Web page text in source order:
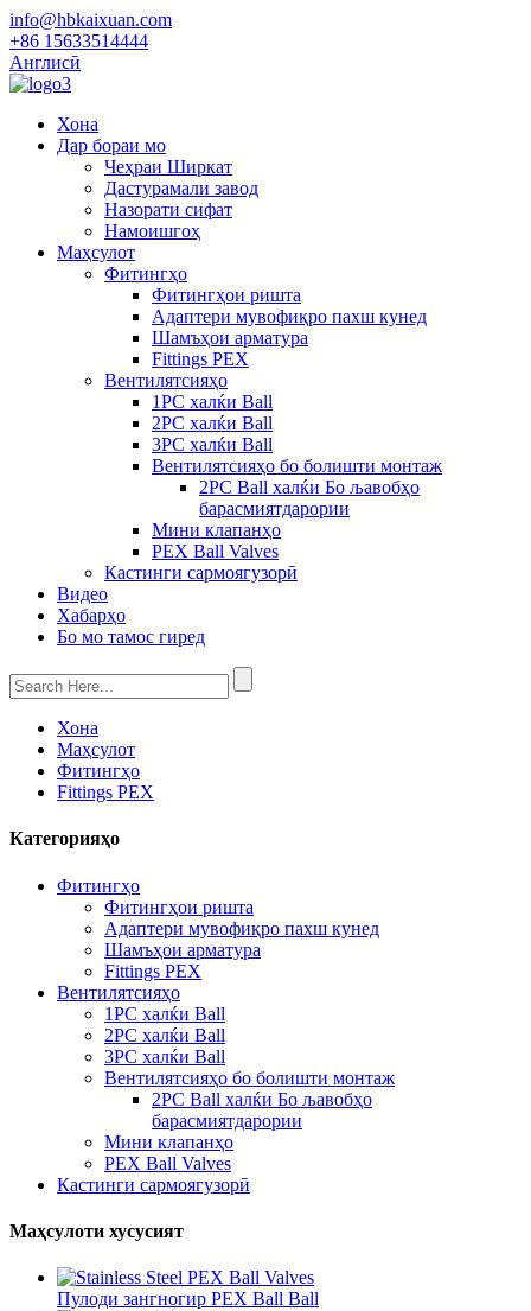
info@hbkaixuan.com
+86 15633514444
Англисӣ
Хона
Дар бораи мо
Чеҳраи Ширкат
Дастурамали завод
Назорати сифат
Намоишгоҳ
Маҳсулот
Фитингҳо
Фитингҳои ришта
Адаптери мувофиқро пахш кунед
Шамъҳои арматура
Fittings PEX
Вентилятсияҳо
1PC халќи Ball
2PC халќи Ball
3PC халќи Ball
Вентилятсияҳо бо болишти монтаж
2PC Ball халќи Бо љавобҳо
барасмиятдарории
Мини клапанҳо
PEX Ball Valves
Кастинги сармоягузорӣ
Видео
Хабарҳо
Бо мо тамос гиред
Хона
Маҳсулот
Фитингҳо
Fittings PEX
Категорияҳо
Фитингҳо
Фитингҳои ришта
Адаптери мувофиқро пахш кунед
Шамъҳои арматура
Fittings PEX
Вентилятсияҳо
1PC халќи Ball
2PC халќи Ball
3PC халќи Ball
Вентилятсияҳо бо болишти монтаж
2PC Ball халќи Бо љавобҳо
барасмиятдарории
Мини клапанҳо
PEX Ball Valves
Кастинги сармоягузорӣ
Маҳсулоти хусусият
Пулоди зангногир PEX Ball Ball